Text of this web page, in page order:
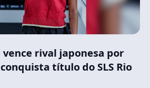
vence rival japonesa por
título do SLS Rio